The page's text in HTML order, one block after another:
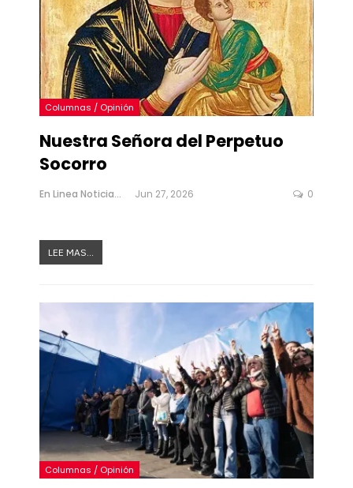
Columnas / Opinión
Nuestra Señora del Perpetuo
Socorro
En Linea Noticias Jun 27, 2026 0
LEE MAS...
Columnas / Opinión